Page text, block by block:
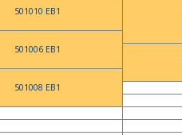
501010 EB1
501006 EB1
501008 EB1